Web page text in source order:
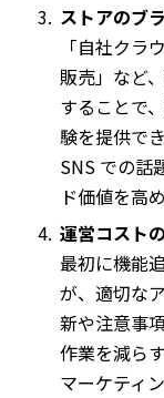
ストアのブ
「自社クラ
販売」など
することで
験を提供で
SNS での話
ド価値を高
運営コスト
最初に機能
が、適切な
新や注意事
作業を減ら
マーケティ